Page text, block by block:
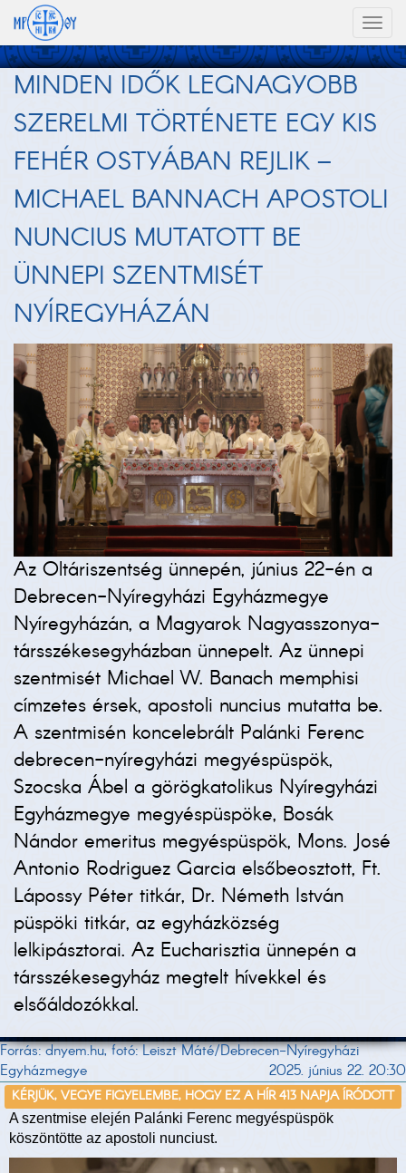
MINDEN IDŐK LEGNAGYOBB
SZERELMI TÖRTÉNETE EGY KIS
FEHÉR OSTYÁBAN REJLIK –
MICHAEL BANNACH APOSTOLI
NUNCIUS MUTATOTT BE
ÜNNEPI SZENTMISÉT
NYÍREGYHÁZÁN
Az Oltáriszentség ünnepén, június 22-én a
Debrecen-Nyíregyházi Egyházmegye
Nyíregyházán, a Magyarok Nagyasszonya-
társszékesegyházban ünnepelt. Az ünnepi
szentmisét Michael W. Banach memphisi
címzetes érsek, apostoli nuncius mutatta be.
A szentmisén koncelebrált Palánki Ferenc
debrecen-nyíregyházi megyéspüspök,
Szocska Ábel a görögkatolikus Nyíregyházi
Egyházmegye megyéspüspöke, Bosák
Nándor emeritus megyéspüspök, Mons. José
Antonio Rodriguez Garcia elsőbeosztott, Ft.
Lápossy Péter titkár, Dr. Németh István
püspöki titkár, az egyházközség
lelkipásztorai. Az Eucharisztia ünnepén a
társszékesegyház megtelt hívekkel és
elsőáldozókkal.
Forrás: dnyem.hu, fotó: Leiszt Máté/Debrecen-Nyíregyházi
Egyházmegye
2025. június 22. 20:30
KÉRJÜK, VEGYE FIGYELEMBE, HOGY EZ A HÍR 413 NAPJA ÍRÓDOTT
A szentmise elején Palánki Ferenc megyéspüspök
köszöntötte az apostoli nunciust.